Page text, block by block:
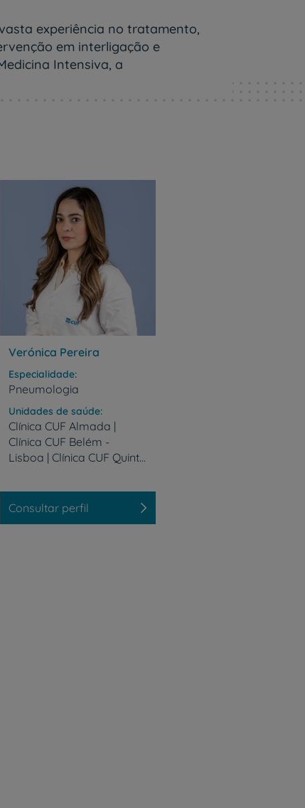
experiência no tratamento,
em interligação e
Intensiva, a
Verónica Pereira
Especialidade
Pneumologia
Unidades de saúde
Clínica CUF Almada |
Clínica CUF Belém -
Lisboa | Clínica CUF Quinta da Lomba - Barreiro
Consultar perfil